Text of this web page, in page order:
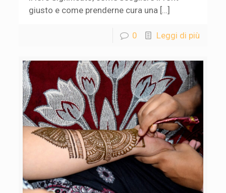
giusto e come prenderne cura una […]
0 Leggi di più